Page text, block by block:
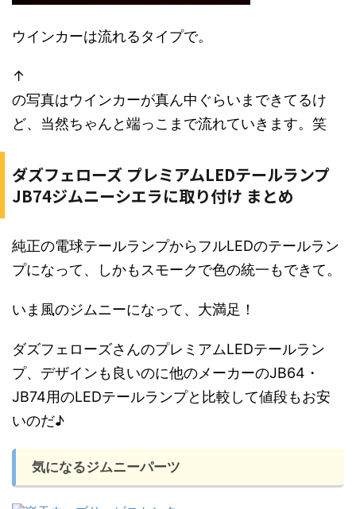
ウインカーは流れるタイプで。
↑
の写真はウインカーが真ん中ぐらいまできてるけ
ど、当然ちゃんと端っこまで流れていきます。笑
ダズフェローズ プレミアムLEDテールランプ
JB74ジムニーシエラに取り付け まとめ
純正の電球テールランプからフルLEDのテールラン
プになって、しかもスモークで色の統一もできて。
いま風のジムニーになって、大満足！
ダズフェローズさんのプレミアムLEDテールラン
プ、デザインも良いのに他のメーカーのJB64・
JB74用のLEDテールランプと比較して値段もお安
いのだ♪
気になるジムニーパーツ